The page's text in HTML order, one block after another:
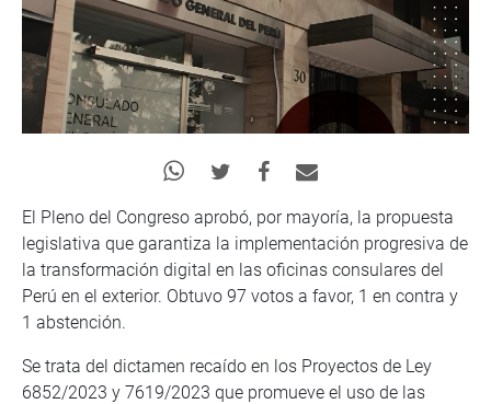
El Pleno del Congreso aprobó, por mayoría, la propuesta
legislativa que garantiza la implementación progresiva de
la transformación digital en las oficinas consulares del
Perú en el exterior. Obtuvo 97 votos a favor, 1 en contra y
1 abstención.
Se trata del dictamen recaído en los Proyectos de Ley
6852/2023 y 7619/2023 que promueve el uso de las